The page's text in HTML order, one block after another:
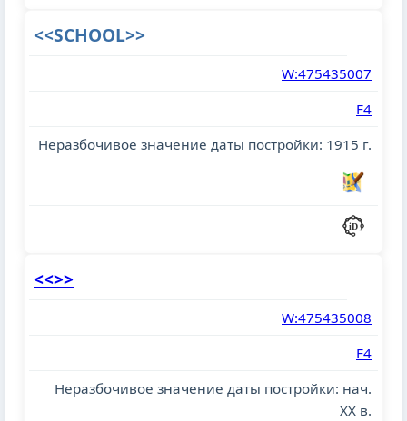
<<SCHOOL>>
W:475435007
F4
Неразбочивое значение даты постройки: 1915 г.
<<>>
W:475435008
F4
Неразбочивое значение даты постройки: нач.
XX в.